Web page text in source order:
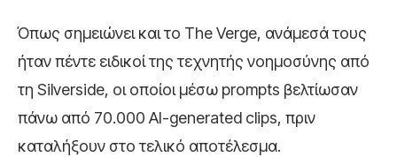
Όπως σημειώνει και το The Verge, ανάμεσά τους
ήταν πέντε ειδικοί της τεχνητής νοημοσύνης από
τη Silverside, οι οποίοι μέσω prompts βελτίωσαν
πάνω από 70.000 AI-generated clips, πριν
καταλήξουν στο τελικό αποτέλεσμα.